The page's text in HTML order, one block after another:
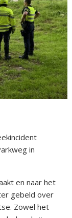
in
en naar het
gebeld over
Zowel het